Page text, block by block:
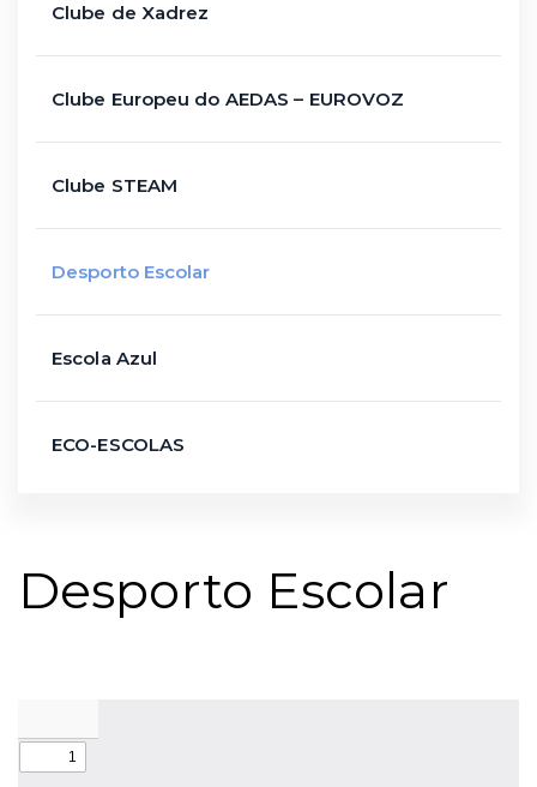
Desporto Escolar
Clube de Xadrez
Clube Europeu do AEDAS – EUROVOZ
Clube STEAM
Desporto Escolar
Escola Azul
ECO-ESCOLAS